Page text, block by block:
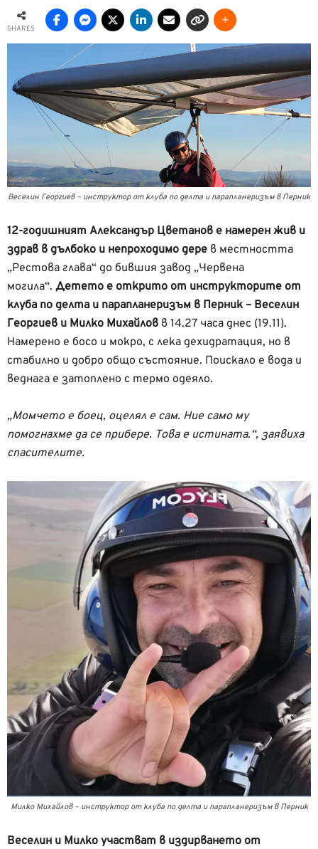
SHARES
Веселин Георгиев – инструктор от клуба по делта и парапланеризъм в Перник
12-годишният Александър Цветанов е намерен жив и
здрав в дълбоко и непроходимо дере в местността
„Рестова глава“ до бившия завод „Червена
могила“. Детето е открито от инструкторите от
клуба по делта и парапланеризъм в Перник – Веселин
Георгиев и Милко Михайлов в 14.27 часа днес (19.11).
Намерено e босо и мокро, с лека дехидратация, но в
стабилно и добро общо състояние. Поискало е вода и
веднага е затоплено с термо одеяло.
„Момчето е боец, оцелял е сам. Ние само му
помогнахме да се прибере. Това е истината.“, заявиха
спасителите.
Милко Михайлов – инструктор от клуба по делта и парапланеризъм в Перник
Веселин и Милко участват в издирването от